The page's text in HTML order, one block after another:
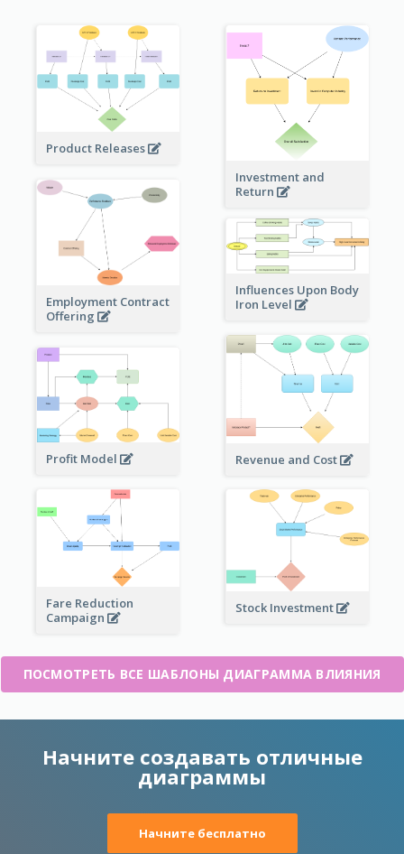
Product Releases
Investment and
Return
Employment Contract
Offering
Influences Upon Body
Iron Level
Revenue and Cost
Profit Model
Fare Reduction
Campaign
Stock Investment
ПОСМОТРЕТЬ ВСЕ ШАБЛОНЫ ДИАГРАММА ВЛИЯНИЯ
Начните создавать отличные
диаграммы
Начните бесплатно